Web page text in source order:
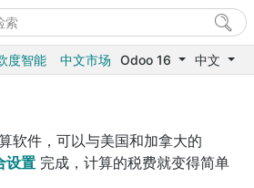
度智能 中文市场 Odoo 16 中文
软件，可以与美国和加拿大的
设置 完成，计算的税费就变得简单